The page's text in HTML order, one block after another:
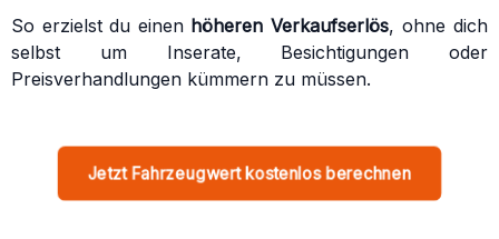
So erzielst du einen höheren Verkaufserlös, ohne dich
selbst um Inserate, Besichtigungen oder
Preisverhandlungen kümmern zu müssen.
Jetzt Fahrzeugwert kostenlos berechnen